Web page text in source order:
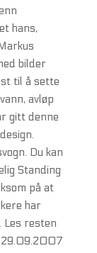
hans,
bilder
til å sette
avløp
gitt denne
Du kan
Standing
på at
har
Les resten
29.09.2007